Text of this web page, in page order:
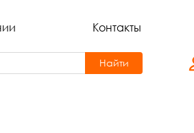
Контакты
Найти